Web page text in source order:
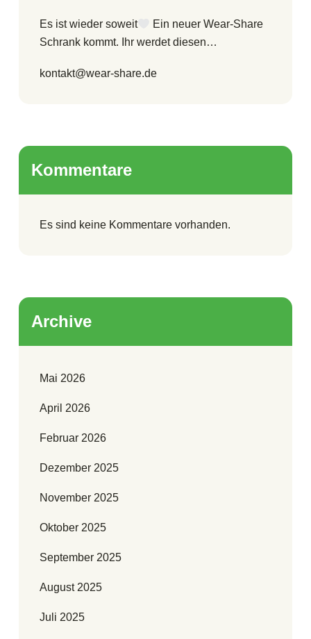
Es ist wieder soweit
Ein neuer Wear-Share
Schrank kommt. Ihr werdet diesen…
kontakt@wear-share.de
Kommentare
Es sind keine Kommentare vorhanden.
Archive
Mai 2026
April 2026
Februar 2026
Dezember 2025
November 2025
Oktober 2025
September 2025
August 2025
Juli 2025